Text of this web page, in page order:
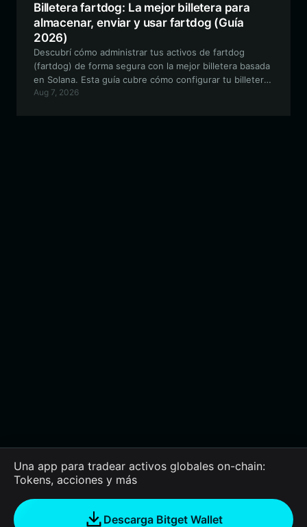
Billetera fartdog: La mejor billetera para
almacenar, enviar y usar fartdog (Guía
2026)
Descubrí cómo administrar tus activos de fartdog
(fartdog) de forma segura con la mejor billetera basada
en Solana. Esta guía cubre cómo configurar tu billetera
de fartdog, intercambiar tokens meme de manera
Aug 7, 2026
Una app para tradear activos globales on-chain:
Tokens, acciones y más
Descarga Bitget Wallet